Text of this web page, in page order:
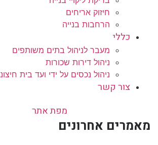
חיזוק אריחים
הרחבות בנייה
כללי
מעבר לניהול בתים משותפים
ניהול דירות שכורות
ניהול נכסים על ידי ועד בית חיצוני
צור קשר
מפת אתר
מאמרים אחרונים